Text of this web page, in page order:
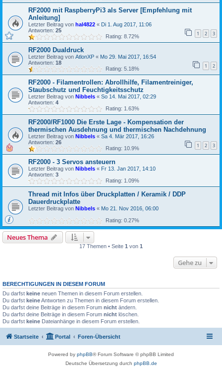
RF2000 mit RaspberryPi3 als Server [Empfehlung mit
Anleitung]
Letzter Beitrag von hal4822 « Di 1. Aug 2017, 11:06
Antworten: 25 1 2 3
Rating: 8.72%
RF2000 Dualdruck
Letzter Beitrag von AtlonXP « Mo 29. Mai 2017, 16:54
Antworten: 18 1 2
Rating: 5.18%
RF2000 - Filamentrollen: Abrollhilfe, Filamentreiniger,
Staubschutz und Feuchtigkeitsschutz
Letzter Beitrag von Nibbels « So 14. Mai 2017, 02:29
Antworten: 4
Rating: 1.63%
RF2000/RF1000 Die Erste Lage - Kompensation der
thermischen Ausdehnung und thermischen Nachdehnung
Letzter Beitrag von Nibbels « Sa 4. Mär 2017, 16:26
Antworten: 26 1 2 3
Rating: 10.9%
RF2000 - 3 Servos ansteuern
Letzter Beitrag von Nibbels « Fr 13. Jan 2017, 14:10
Antworten: 3
Rating: 1.09%
Thread mit Infos über Druckplatten / Keramik / DDP
Dauerdruckplatte
Letzter Beitrag von Nibbels « Mo 21. Nov 2016, 06:00
Rating: 0.27%
Neues Thema
17 Themen • Seite 1 von 1
Gehe zu
BERECHTIGUNGEN IN DIESEM FORUM
Du darfst keine neuen Themen in diesem Forum erstellen.
Du darfst keineAntworten zu Themen in diesem Forum erstellen.
Du darfst deine Beiträge in diesem Forum nicht ändern.
Du darfst deine Beiträge in diesem Forum nicht löschen.
Du darfst keine Dateianhänge in diesem Forum erstellen.
Startseite Portal Foren-Übersicht
Powered by phpBB® Forum Software © phpBB Limited
Deutsche Übersetzung durch phpBB.de